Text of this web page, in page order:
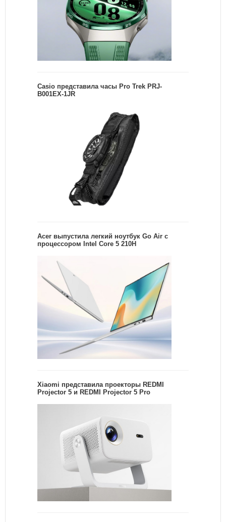
Casio представила часы Pro Trek PRJ-
B001EX-1JR
Acer выпустила легкий ноутбук Go Air c
процессором Intel Core 5 210H
Xiaomi представила проекторы REDMI
Projector 5 и REDMI Projector 5 Pro